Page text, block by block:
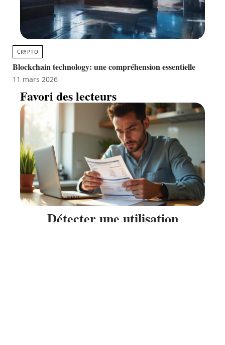
CRYPTO
Blockchain technology: une compréhension essentielle
11 mars 2026
Favori des lecteurs
Détecter une utilisation